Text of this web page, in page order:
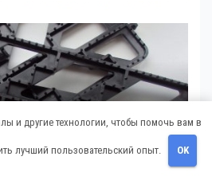
траки:
PRISTROYKIN_
и другие технологии, чтобы помочь вам в
лучший пользовательский опыт. OK